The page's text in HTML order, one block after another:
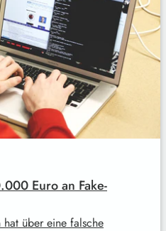
Euro an Fake-
hat über eine falsche